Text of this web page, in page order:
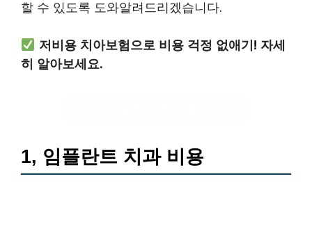
할 수 있도록 도와알려드리겠습니다.
저비용 치아보험으로 비용 걱정 없애기! 자세
히 알아보세요.
1, 임플란트 치과 비용